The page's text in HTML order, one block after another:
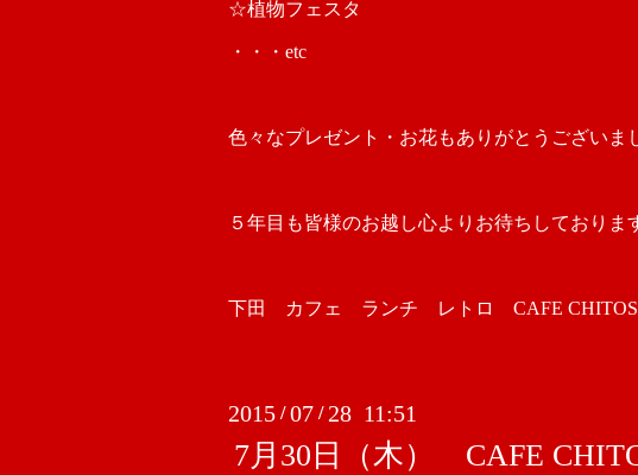
☆植物フェスタ
・・・etc
色々なプレゼント・お花もありがとうございま
５年目も皆様のお越し心よりお待ちしておりま
下田 カフェ ランチ レトロ CAFE
2015 /07 / 28 11:51
7月30日（木） CAFE